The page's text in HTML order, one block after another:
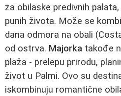
za obilaske predivnih
punih života. Može se
dana odmora na obali
od ostrva. Majorka takođe
plaža - prelepu prirodu,
život u Palmi. Ovo su
iskombinuju romantične